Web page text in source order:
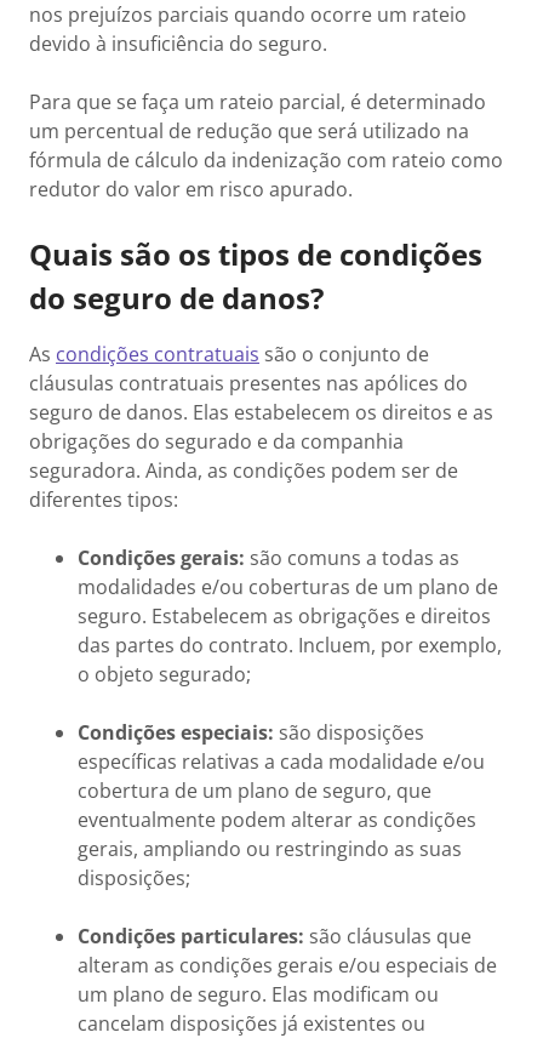
nos prejuízos parciais quando ocorre um rateio
devido à insuficiência do seguro.
Para que se faça um rateio parcial, é determinado
um percentual de redução que será utilizado na
fórmula de cálculo da indenização com rateio como
redutor do valor em risco apurado.
Quais são os tipos de condições
do seguro de danos?
As condições contratuais são o conjunto de
cláusulas contratuais presentes nas apólices do
seguro de danos. Elas estabelecem os direitos e as
obrigações do segurado e da companhia
seguradora. Ainda, as condições podem ser de
diferentes tipos:
Condições gerais: são comuns a todas as
modalidades e/ou coberturas de um plano de
seguro. Estabelecem as obrigações e direitos
das partes do contrato. Incluem, por exemplo,
o objeto segurado;
Condições especiais: são disposições
específicas relativas a cada modalidade e/ou
cobertura de um plano de seguro, que
eventualmente podem alterar as condições
gerais, ampliando ou restringindo as suas
disposições;
Condições particulares: são cláusulas que
alteram as condições gerais e/ou especiais de
um plano de seguro. Elas modificam ou
cancelam disposições já existentes ou